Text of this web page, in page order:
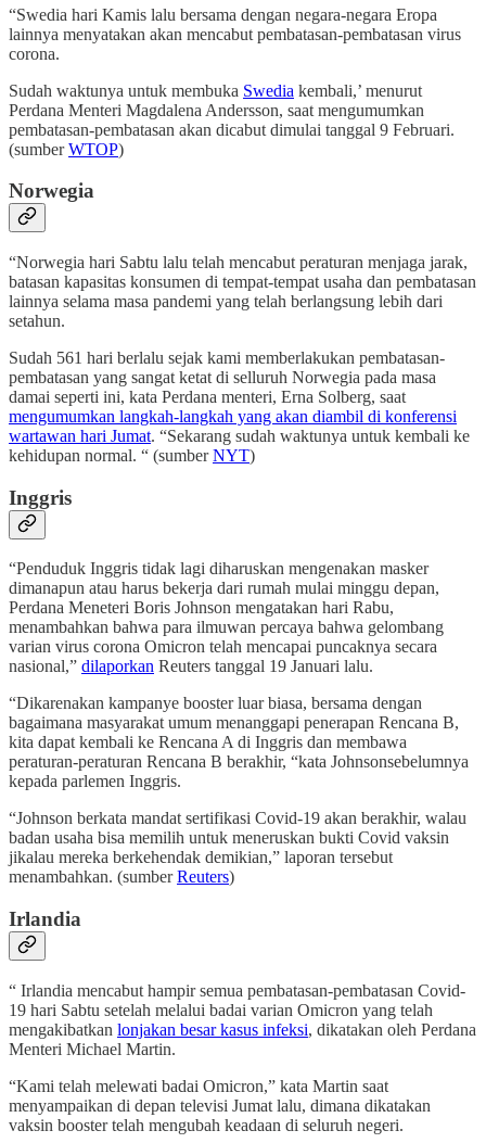
“Swedia hari Kamis lalu bersama dengan negara-negara Eropa
lainnya menyatakan akan mencabut pembatasan-pembatasan virus
corona.
Sudah waktunya untuk membuka Swedia kembali,’ menurut
Perdana Menteri Magdalena Andersson, saat mengumumkan
pembatasan-pembatasan akan dicabut dimulai tanggal 9 Februari.
(sumberWTOP)
Norwegia
“Norwegia hari Sabtu lalu telah mencabut peraturan menjaga jarak,
batasan kapasitas konsumen di tempat-tempat usaha dan pembatasan
lainnya selama masa pandemi yang telah berlangsung lebih dari
setahun.
Sudah 561 hari berlalu sejak kami memberlakukan pembatasan-
pembatasan yang sangat ketat di selluruh Norwegia pada masa
damai seperti ini, kata Perdana menteri, Erna Solberg, saat
mengumumkan langkah-langkah yang akan diambil di konferensi
wartawan hari Jumat. “Sekarang sudah waktunya untuk kembali ke
kehidupan normal. “ (sumberNYT)
Inggris
“Penduduk Inggris tidak lagi diharuskan mengenakan masker
dimanapun atau harus bekerja dari rumah mulai minggu depan,
Perdana Meneteri Boris Johnson mengatakan hari Rabu,
menambahkan bahwa para ilmuwan percaya bahwa gelombang
varian virus corona Omicron telah mencapai puncaknya secara
nasional,” dilaporkan Reuters tanggal 19 Januari lalu.
“Dikarenakan kampanye booster luar biasa, bersama dengan
bagaimana masyarakat umum menanggapi penerapan Rencana B,
kita dapat kembali ke Rencana A di Inggris dan membawa
peraturan-peraturan Rencana B berakhir, “kata Johnsonsebelumnya
kepada parlemen Inggris.
“Johnson berkata mandat sertifikasi Covid-19 akan berakhir, walau
badan usaha bisa memilih untuk meneruskan bukti Covid vaksin
jikalau mereka berkehendak demikian,” laporan tersebut
menambahkan. (sumberReuters)
Irlandia
“ Irlandia mencabut hampir semua pembatasan-pembatasan Covid-
19 hari Sabtu setelah melalui badai varian Omicron yang telah
mengakibatkan lonjakan besar kasus infeksi, dikatakan oleh Perdana
Menteri Michael Martin.
“Kami telah melewati badai Omicron,” kata Martin saat
menyampaikan di depan televisi Jumat lalu, dimana dikatakan
vaksin booster telah mengubah keadaan di seluruh negeri.